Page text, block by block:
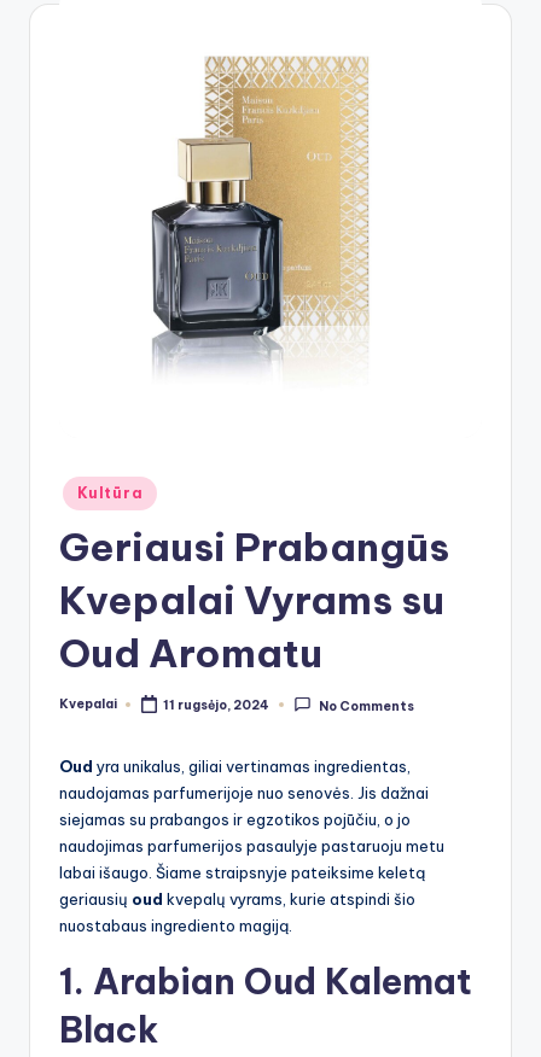
Posted
in
Kultūra
Geriausi Prabangūs
Kvepalai Vyrams su
Oud Aromatu
Posted
Kvepalai 11 rugsėjo, 2024 No Comments
Oud yra unikalus, giliai vertinamas ingredientas,
naudojamas parfumerijoje nuo senovės. Jis dažnai
siejamas su prabangos ir egzotikos pojūčiu, o jo
naudojimas parfumerijos pasaulyje pastaruoju metu
labai išaugo. Šiame straipsnyje pateiksime keletą
geriausių oud kvepalų vyrams, kurie atspindi šio
nuostabaus ingrediento magiją.
1. Arabian Oud Kalemat
Black